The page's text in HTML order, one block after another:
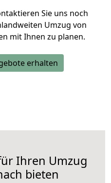
Sie uns noch
Umzug von
mit Ihnen zu planen.
erhalten
Ihren Umzug
bieten